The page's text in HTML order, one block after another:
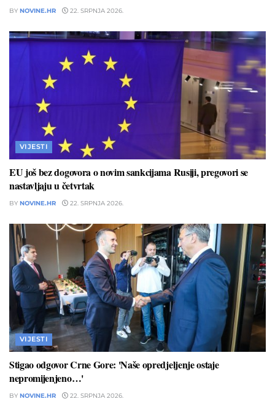
BY NOVINE.HR 22. SRPNJA 2026.
VIJESTI
EU još bez dogovora o novim sankcijama Rusiji, pregovori se
nastavljaju u četvrtak
BY NOVINE.HR 22. SRPNJA 2026.
VIJESTI
Stigao odgovor Crne Gore: 'Naše opredjeljenje ostaje
nepromijenjeno…'
BY NOVINE.HR 22. SRPNJA 2026.